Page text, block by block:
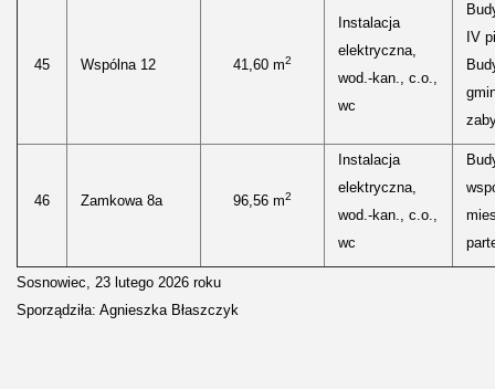
45 Wspólna 12 41,60 m2
Instalacja
elektryczna,
wod.-kan., c.o.,
wc
IV
46 Zamkowa 8a 96,56 m2
Instalacja
elektryczna,
wod.-kan., c.o.,
wc
Sosnowiec, 23 lutego 2026 roku
Sporządziła: Agnieszka Błaszczyk